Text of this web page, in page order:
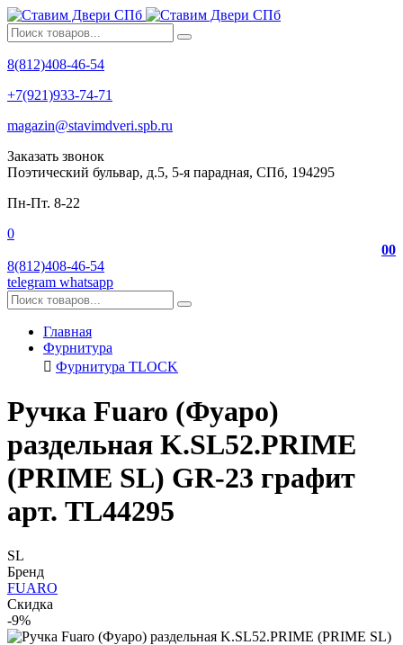
8(812)408-46-54
+7(921)933-74-71
magazin@stavimdveri.spb.ru
Заказать звонок
Поэтический бульвар, д.5, 5-я парадная, СПб, 194295
Пн-Пт. 8-22
0
00
8(812)408-46-54
telegram whatsapp
Главная
Фурнитура
Фурнитура TLOCK
Ручка Fuaro (Фуаро)
раздельная K.SL52.PRIME
(PRIME SL) GR-23 графит
арт. TL44295
SL
Бренд
FUARO
Скидка
-9%